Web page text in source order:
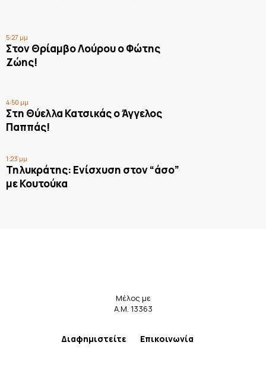
5:27 μμ
Στον Θρίαμβο Λούρου ο Φώτης
Ζώης!
4:50 μμ
Στη Θύελλα Κατσικάς ο Άγγελος
Παππάς!
1:23 μμ
Τηλυκράτης: Ενίσχυση στον “άσο”
με Κουτούκα
Μέλος με
Α.Μ. 13363
Διαφημιστείτε Επικοινωνία